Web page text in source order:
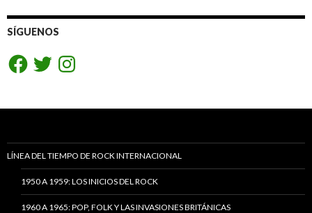
SÍGUENOS
FacebookTwitterInstagram
LÍNEA DEL TIEMPO DE ROCK INTERNACIONAL
1950 A 1959: LOS INICIOS DEL ROCK
1960 A 1965: POP, FOLK Y LAS INVASIONES BRITÁNICAS